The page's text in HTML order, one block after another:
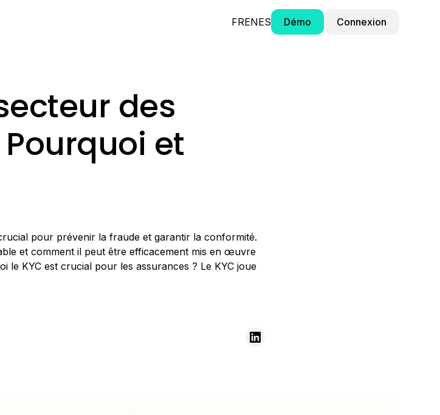
FRENES Démo Connexion
des
et
pour prévenir la fraude et garantir la conformité.
et comment il peut être efficacement mis en œuvre
le KYC est crucial pour les assurances ? Le KYC joue